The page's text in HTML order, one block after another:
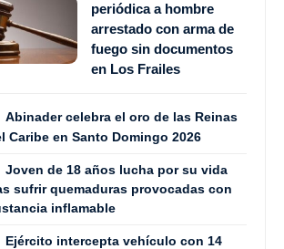
periódica a hombre
arrestado con arma de
fuego sin documentos
en Los Frailes
Abinader celebra el oro de las Reinas
Caribe en Santo Domingo 2026
Joven de 18 años lucha por su vida
sufrir quemaduras provocadas con
inflamable
Ejército intercepta vehículo con 14